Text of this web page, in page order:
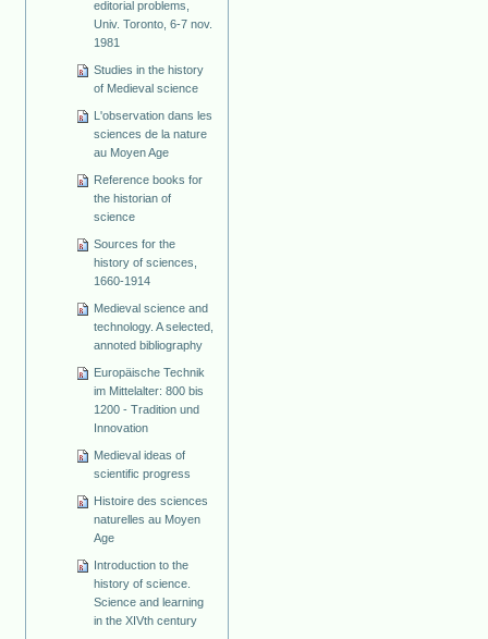
editorial problems,
Univ. Toronto, 6-7 nov.
1981
Studies in the history
of Medieval science
L'observation dans les
sciences de la nature
au Moyen Age
Reference books for
the historian of
science
Sources for the
history of sciences,
1660-1914
Medieval science and
technology. A selected,
annoted bibliography
Europäische Technik
im Mittelalter: 800 bis
1200 - Tradition und
Innovation
Medieval ideas of
scientific progress
Histoire des sciences
naturelles au Moyen
Age
Introduction to the
history of science.
Science and learning
in the XIVth century